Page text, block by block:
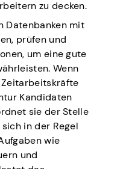
zu decken.
Datenbanken mit
prüfen und
um eine gute
Wenn
Kandidaten
sie der Stelle
in der Regel
wie
und